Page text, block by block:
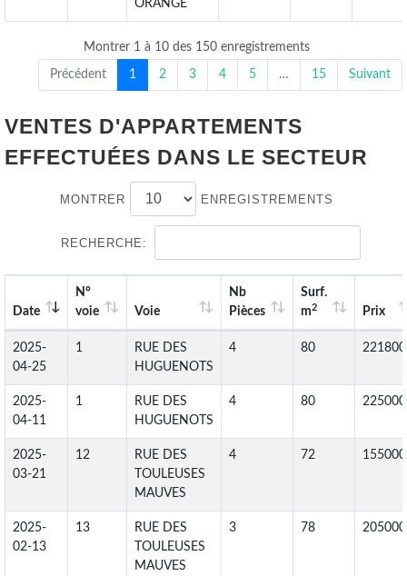
ORANGE
Montrer 1 à 10 des 150 enregistrements
Précédent 1 2 3 4 5 … 15 Suivant
VENTES D'APPARTEMENTS
EFFECTUÉES DANS LE SECTEUR
MONTRER ENREGISTREMENTS
RECHERCHE:
Date
N°
voie
Voie
Nb
Pièces
Surf.
m2 Prix
2025-
04-25
1
RUE DES
HUGUENOTS
4 80
2025-
04-11
1
RUE DES
HUGUENOTS
4 80
2025-
03-21
12
RUE DES
TOULEUSES
MAUVES
4 72
2025-
02-13
13
RUE DES
TOULEUSES
MAUVES
3 78